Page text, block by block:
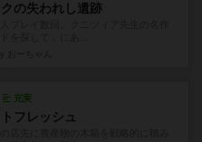
の失われし遺跡
充実
フレッシュ